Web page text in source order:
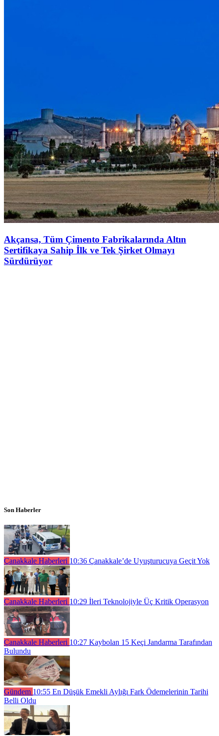
Akçansa, Tüm Çimento Fabrikalarında Altın
Sertifikaya Sahip İlk ve Tek Şirket Olmayı
Sürdürüyor
Son Haberler
Çanakkale Haberleri 10:36 Çanakkale’de Uyuşturucuya Geçit Yok
Çanakkale Haberleri 10:29 İleri Teknolojiyle Üç Kritik Operasyon
Çanakkale Haberleri 10:27 Kaybolan 15 Keçi Jandarma Tarafından
Bulundu
Gündem 10:55 En Düşük Emekli Aylığı Fark Ödemelerinin Tarihi
Belli Oldu